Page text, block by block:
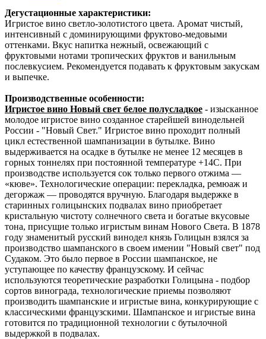
Дегустационные характеристики:
Игристое вино светло-золотистого цвета. Аромат чистый,
интенсивный с доминирующими фруктово-медовыми
оттенками. Вкус напитка нежный, освежающий с
фруктовыми нотами тропических фруктов и ванильным
послевкусием. Рекомендуется подавать к фруктовым закускам
и выпечке.
Производственные особенности:
Игристое вино Новый свет белое полусладкое - изысканное
молодое игристое вино созданное старейшей винодельней
России - "Новый Свет." Игристое вино проходит полный
цикл естественной шампанизации в бутылке. Вино
выдерживается на осадке в бутылке не менее 12 месяцев в
горных тоннелях при постоянной температуре +14С. При
производстве используется сок только первого отжима —
«кюве». Технологические операции: перекладка, ремюаж и
дегоржаж — проводятся вручную. Благодаря выдержке в
старинных голицынских подвалах вино приобретает
кристальную чистоту солнечного света и богатые вкусовые
тона, присущие только игристым винам Нового Света. В 1878
году знаменитый русский винодел князь Голицын взялся за
производство шампанского в своем имении "Новый свет" под
Судаком. Это было первое в России шампанское, не
уступающее по качеству французскому. И сейчас
используются теоретические разработки Голицына - подбор
сортов винограда, технологические приемы позволяют
производить шампанские и игристые вина, конкурирующие с
классическими французскими. Шампанское и игристые вина
готовится по традиционной технологии с бутылочной
выдержкой в подвалах.